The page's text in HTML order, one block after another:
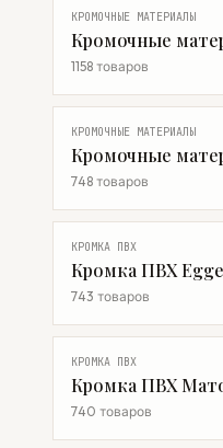
КРОМОЧНЫЕ МАТЕРИАЛЫ
Кромочные
1158 товаров
КРОМОЧНЫЕ МАТЕРИАЛЫ
Кромочные
748 товаров
КРОМКА ПВХ
Кромка ПВХ
743 товаров
КРОМКА ПВХ
Кромка ПВХ
740 товаров